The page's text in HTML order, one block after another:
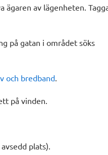
av lägenheten.
på gatan i området söks
och bredband
på vinden.
plats).